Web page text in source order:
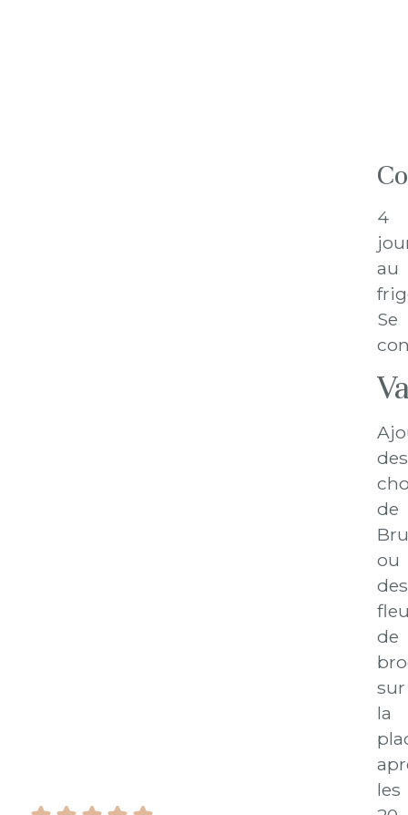
4
au
Se
des
de
ou
des
de
sur
la
les